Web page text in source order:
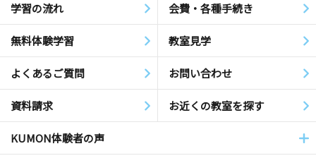
学習の流れ 会費・各種手続き
無料体験学習 教室見学
よくあるご質問 お問い合わせ
資料請求 お近くの教室を探す
KUMON体験者の声